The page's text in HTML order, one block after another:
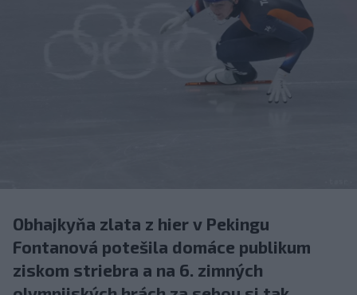
Obhajkyňa zlata z hier v Pekingu
Fontanová potešila domáce publikum
ziskom striebra a na 6. zimných